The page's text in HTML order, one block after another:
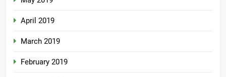
April 2019
March 2019
February 2019